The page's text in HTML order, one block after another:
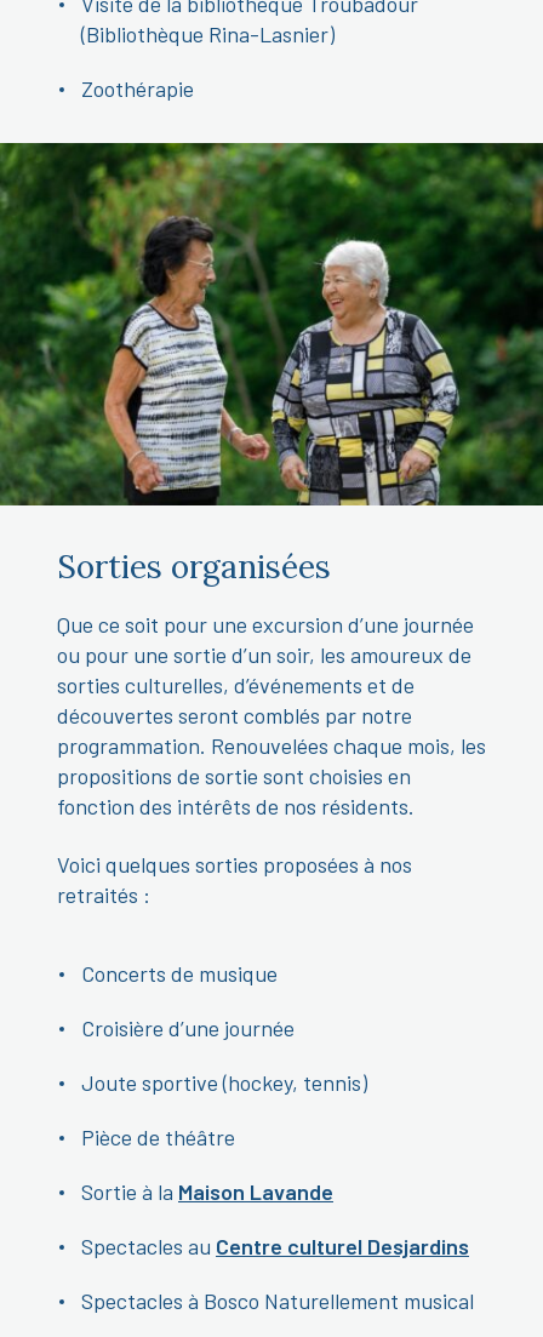
(Bibliothèque Rina-Lasnier)
Zoothérapie
Sorties organisées
Que ce soit pour une excursion d’une journée
ou pour une sortie d’un soir, les amoureux de
sorties culturelles, d’événements et de
découvertes seront comblés par notre
programmation. Renouvelées chaque mois, les
propositions de sortie sont choisies en
fonction des intérêts de nos résidents.
Voici quelques sorties proposées à nos
retraités :
Concerts de musique
Croisière d’une journée
Joute sportive (hockey, tennis)
Pièce de théâtre
Sortie à la Maison Lavande
Spectacles au Centre culturel Desjardins
Spectacles à Bosco Naturellement musical